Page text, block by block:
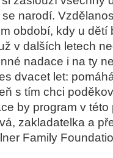
narodí.
období, kdy u
v dalších letech
nadace i na ty
dvacet let:
s tím chci
by program v
zakladatelka a
Family